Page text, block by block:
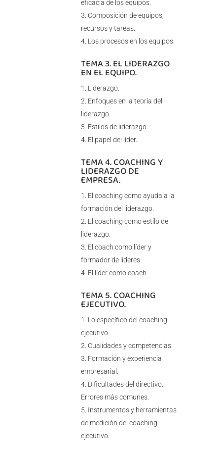
eficacia de los equipos.
Composición de equipos,
recursos y tareas.
Los procesos en los equipos.
TEMA 3. EL LIDERAZGO
EN EL EQUIPO.
Liderazgo.
Enfoques en la teoría del
liderazgo.
Estilos de liderazgo.
El papel del líder.
TEMA 4. COACHING Y
LIDERAZGO DE
EMPRESA.
El coaching como ayuda a la
formación del liderazgo.
El coaching como estilo de
liderazgo.
El coach como líder y
formador de líderes.
El líder como coach.
TEMA 5. COACHING
EJECUTIVO.
Lo específico del coaching
ejecutivo.
Cualidades y competencias.
Formación y experiencia
empresarial.
Dificultades del directivo.
Errores más comunes.
Instrumentos y herramientas
de medición del coaching
ejecutivo.